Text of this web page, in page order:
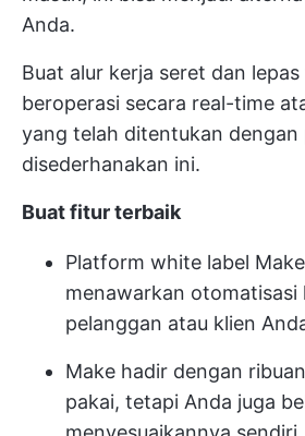
Anda.
Buat alur kerja seret dan
beroperasi secara real-time
yang telah ditentukan
disederhanakan ini.
Buatfitur terbaik
Platform white label
menawarkan otomatisasi
pelanggan atau klien
Make hadir dengan
pakai, tetapi Anda juga